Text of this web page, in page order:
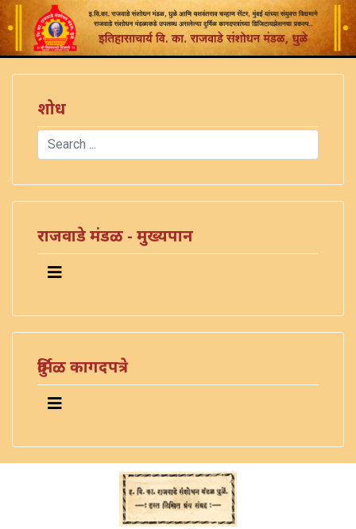
शोध
Search
राजवाडे मंडळ - मुख्यपान
दुर्मिळ कागदपत्रे